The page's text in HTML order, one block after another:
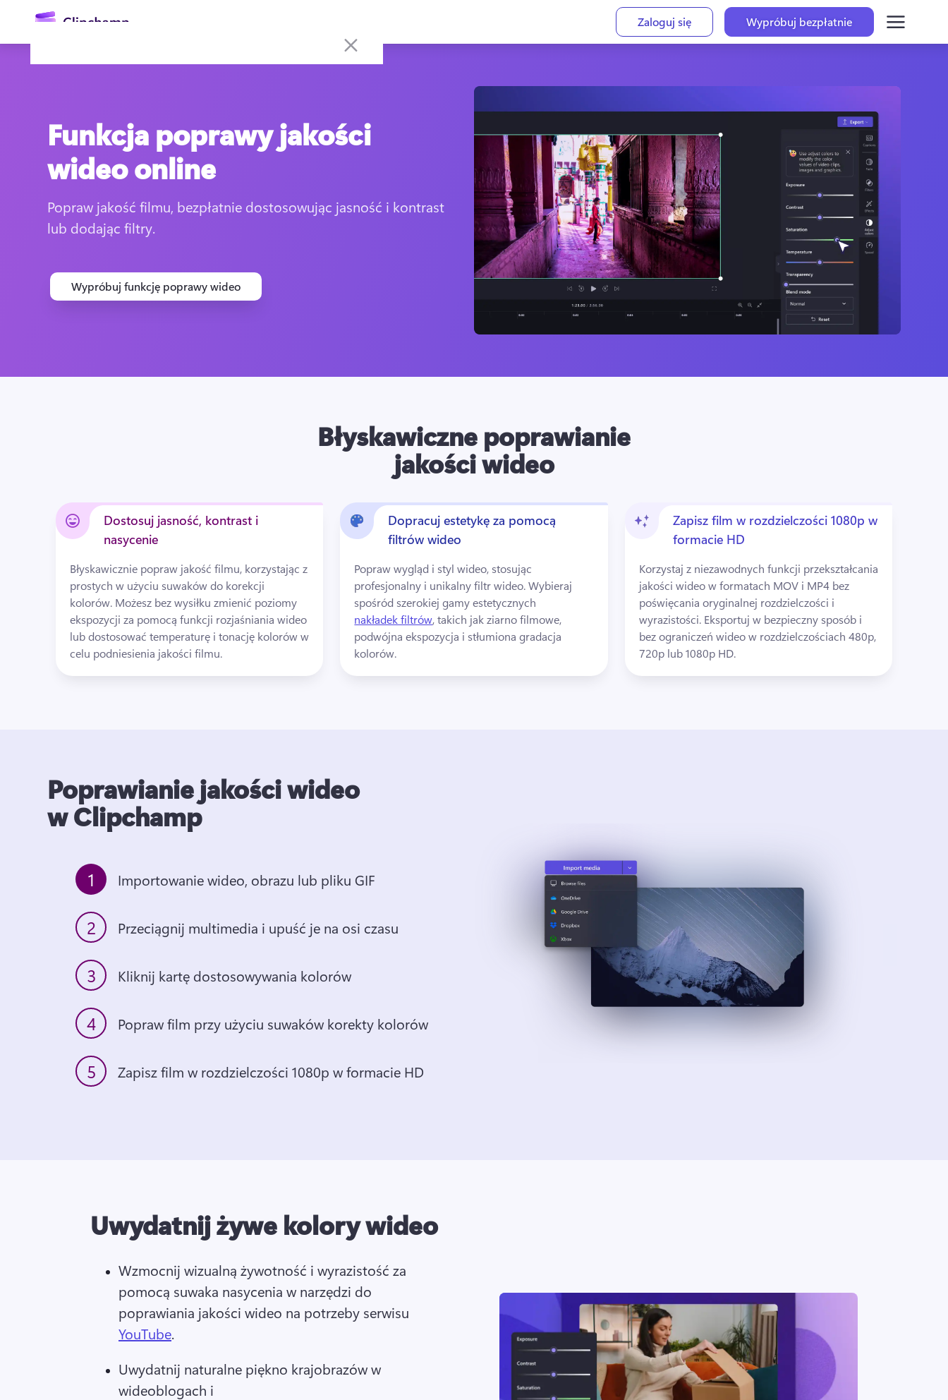
głównej
Zaloguj się Wypróbuj bezpłatnie
Zaloguj się
Funkcja poprawy jakości
wideo online
Popraw jakość filmu, bezpłatnie dostosowując jasność i kontrast
lub dodając filtry.
Wypróbuj funkcję poprawy wideo
Błyskawiczne poprawianie
jakości wideo
Dostosuj jasność, kontrast i
nasycenie
Błyskawicznie popraw jakość filmu, korzystając z
prostych w użyciu suwaków do korekcji
kolorów. Możesz bez wysiłku zmienić poziomy
ekspozycji za pomocą funkcji rozjaśniania wideo
lub dostosować temperaturę i tonację kolorów w
celu podniesienia jakości filmu.
Dopracuj estetykę za pomocą
filtrów wideo
Popraw wygląd i styl wideo, stosując
profesjonalny i unikalny filtr wideo. Wybieraj
spośród szerokiej gamy estetycznych
nakładek filtrów, takich jak ziarno filmowe,
podwójna ekspozycja i stłumiona gradacja
kolorów.
Zapisz film w rozdzielczości 1080p w
formacie HD
Korzystaj z niezawodnych funkcji przekształcania
jakości wideo w formatach MOV i MP4 bez
poświęcania oryginalnej rozdzielczości i
wyrazistości. Eksportuj w bezpieczny sposób i
bez ograniczeń wideo w rozdzielczościach 480p,
720p lub 1080p HD.
Poprawianie jakości wideo
w Clipchamp
1 Importowanie wideo, obrazu lub pliku GIF
2 Przeciągnij multimedia i upuść je na osi czasu
3 Kliknij kartę dostosowywania kolorów
4 Popraw film przy użyciu suwaków korekty kolorów
5 Zapisz film w rozdzielczości 1080p w formacie HD
Uwydatnij żywe kolory wideo
Wzmocnij wizualną żywotność i wyrazistość za
pomocą suwaka nasycenia w narzędzi do
poprawiania jakości wideo na potrzeby serwisu
YouTube.
Uwydatnij naturalne piękno krajobrazów w
wideoblogach i